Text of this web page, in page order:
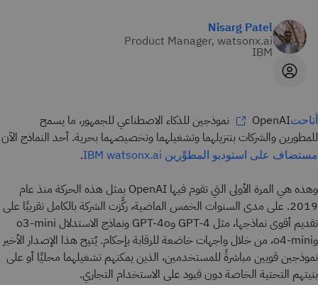
Nisarg Patel
Product Manager, watsonx.ai
IBM
أتاحت
OpenAI نموذجين للذكاء الاصطناعي للجمهور، ما يسمح
للمطورين والشركات بتنزيلهما وتشغيلهما وتخصيصهما بحرية. أحد النماذج الآن
مستضاف على استوديو المطوِّرين IBM watsonx.ai
.
وهذه هي المرة الأولى التي تقوم فيها OpenAI بمثل هذه الحركة منذ عام
2019. على مدى السنوات الخمس الماضية، ركَّزت الشركة بالكامل تقريبًا على
تقديم أقوى نماذجها، مثل GPT-4 وGPT-4o ونماذج الاستدلال o3-mini
وo4-mini، من خلال واجهات خاضعة للرقابة بإحكام. يُتيح هذا الإصدار الأخير
نموذجين قويين مباشرةً للمستخدمين، الذين يمكنهم تشغيلهما محليًا أو على
بنيتهم التحتية الخاصة دون قيود على الاستخدام التجاري.